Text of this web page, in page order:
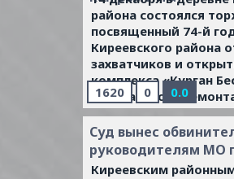
района состоялся
посвященный 74-й
Киреевского района
захватчиков и
комплекса «Курган
капитального
1620 0 0.0
Суд вынес
руководителям МО
Киреевским